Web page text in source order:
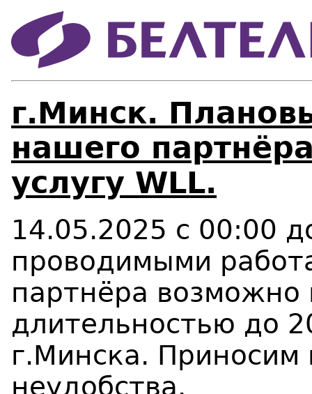
г.Минск.
нашего
услугу WLL.
14.05.2025 с 00:00
проводимыми
партнёра возможно
длительностью до
г.Минска. Приносим
неудобства.